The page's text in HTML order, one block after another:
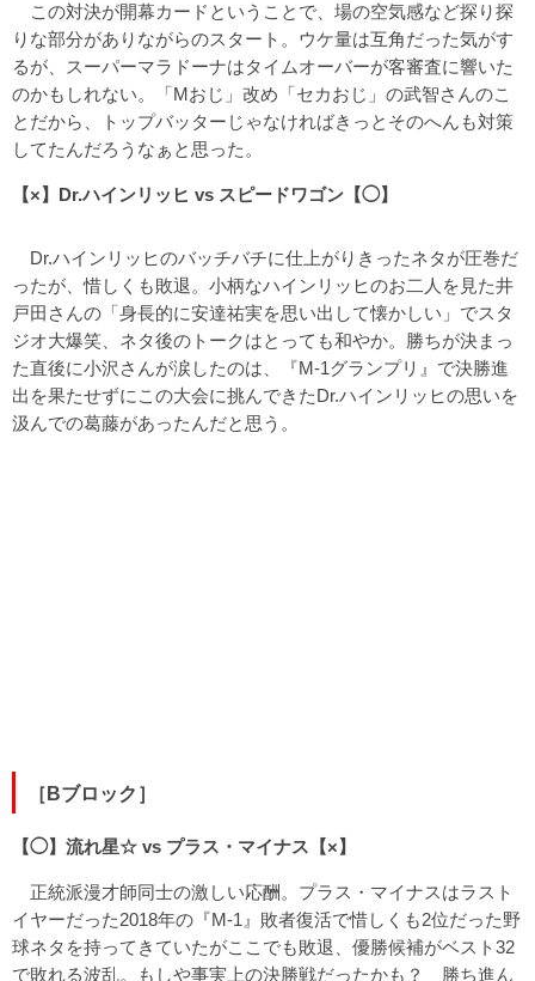
この対決が開幕カードということで、場の空気感など探り探
りな部分がありながらのスタート。ウケ量は互角だった気がす
るが、スーパーマラドーナはタイムオーバーが客審査に響いた
のかもしれない。「Mおじ」改め「セカおじ」の武智さんのこ
とだから、トップバッターじゃなければきっとそのへんも対策
してたんだろうなぁと思った。
【×】Dr.ハインリッヒ vs スピードワゴン【◯】
Dr.ハインリッヒのバッチバチに仕上がりきったネタが圧巻だ
ったが、惜しくも敗退。小柄なハインリッヒのお二人を見た井
戸田さんの「身長的に安達祐実を思い出して懐かしい」でスタ
ジオ大爆笑、ネタ後のトークはとっても和やか。勝ちが決まっ
た直後に小沢さんが涙したのは、『M-1グランプリ』で決勝進
出を果たせずにこの大会に挑んできたDr.ハインリッヒの思いを
汲んでの葛藤があったんだと思う。
［Bブロック］
【◯】流れ星☆ vs プラス・マイナス【×】
正統派漫才師同士の激しい応酬。プラス・マイナスはラスト
イヤーだった2018年の『M-1』敗者復活で惜しくも2位だった野
球ネタを持ってきていたがここでも敗退、優勝候補がベスト32
で敗れる波乱。もしや事実上の決勝戦だったかも？ 勝ち進ん